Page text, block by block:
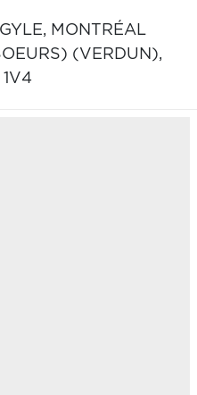
MONTRÉAL
(VERDUN),